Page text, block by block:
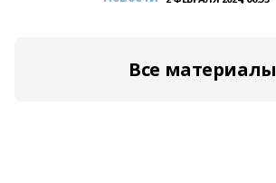
Все материалы